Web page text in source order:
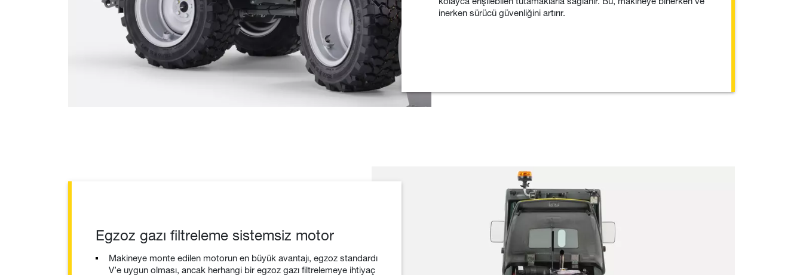
inerken sürücü güvenliğini artırır.
Egzoz gazı filtreleme sistemsiz motor
Makineye monte edilen motorun en büyük avantajı, egzoz standardı
V’e uygun olması, ancak herhangi bir egzoz gazı filtrelemeye ihtiyaç